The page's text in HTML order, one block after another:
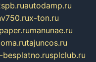
autodamp.ru
x-ton.ru
manunae.ru
tajuncos.ru
splclub.ru